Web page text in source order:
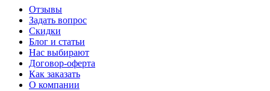
Отзывы
Задать вопрос
Скидки
Блог и статьи
Нас выбирают
Договор-оферта
Как заказать
О компании